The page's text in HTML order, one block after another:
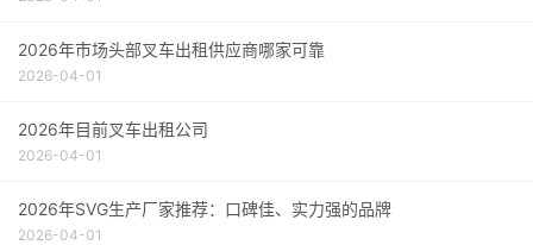
2026年市场头部叉车出租供应商哪家可靠
2026-04-01
2026年目前叉车出租公司
2026-04-01
2026年SVG生产厂家推荐：口碑佳、实力强的品牌
2026-04-01